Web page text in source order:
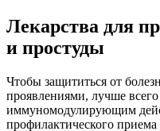
Лекарства для
и простуды
Чтобы защититься от
проявлениями, лучше
иммуномодулирующим
профилактического